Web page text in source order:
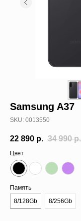
О нас
Samsung A37
SKU: 0013550
22 890 р. 34 990 р.
Цвет
Память
8/128Gb
8/256Gb